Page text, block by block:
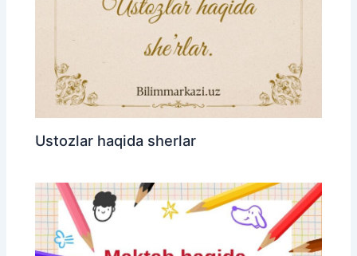
Ustozlar haqida sherlar